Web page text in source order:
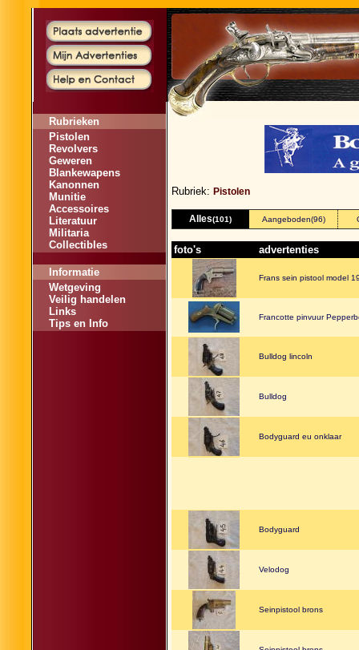
Rubrieken
Pistolen
Revolvers
Geweren
Blankewapens
Kanonnen
Munitie
Accessoires
Literatuur
Militaria
Collectibles
Informatie
Wetgeving
Veilig handelen
Links
Tips en Info
Rubriek: Pistolen
Alles(101) Aangeboden(96)
foto's advertenties
Frans sein pistool model
Francotte pinvuur
Bulldog lincoln
Bulldog
Bodyguard eu onklaar
Bodyguard
Velodog
Seinpistool brons